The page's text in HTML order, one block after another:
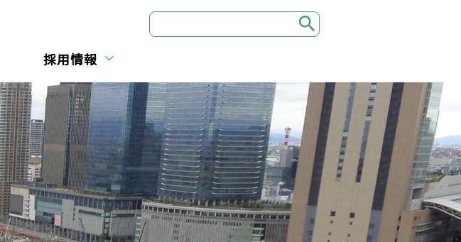
採用情報